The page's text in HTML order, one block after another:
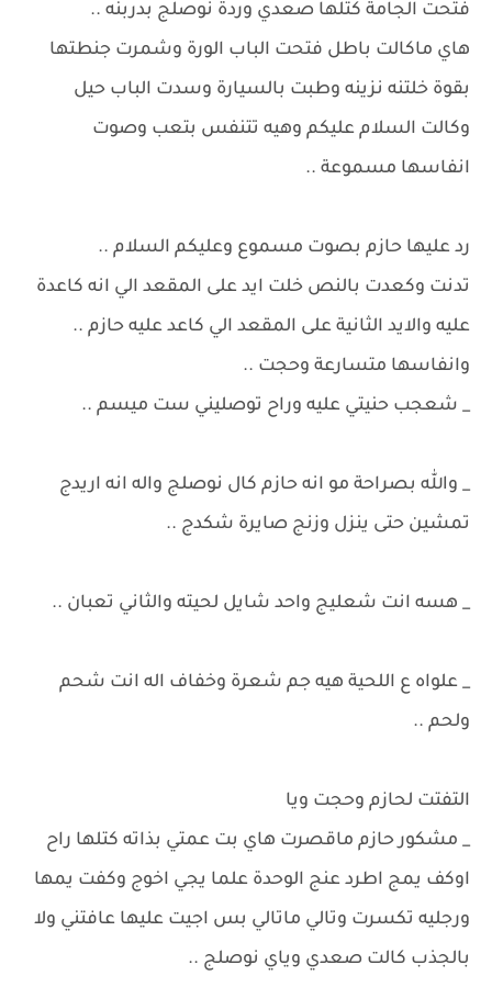
فتحت الجامة كتلها صعدي وردة نوصلج بدربنه ..
هاي ماكالت باطل فتحت الباب الورة وشمرت جنطتها
بقوة خلتنه نزينه وطبت بالسيارة وسدت الباب حيل
وكالت السلام عليكم وهيه تتنفس بتعب وصوت
انفاسها مسموعة ..
رد عليها حازم بصوت مسموع وعليكم السلام ..
تدنت وكعدت بالنص خلت ايد على المقعد الي انه كاعدة
عليه والايد الثانية على المقعد الي كاعد عليه حازم ..
وانفاسها متسارعة وحجت ..
_ شعجب حنيتي عليه وراح توصليني ست ميسم ..
_ والله بصراحة مو انه حازم كال نوصلج واله انه اريدج
تمشين حتى ينزل وزنج صايرة شكدج ..
_ هسه انت شعليج واحد شايل لحيته والثاني تعبان ..
_ علواه ع اللحية هيه جم شعرة وخفاف اله انت شحم
ولحم ..
التفتت لحازم وحجت ويا
_ مشكور حازم ماقصرت هاي بت عمتي بذاته كتلها راح
اوكف يمج اطرد عنج الوحدة علما يجي اخوج وكفت يمها
ورجليه تكسرت وتالي ماتالي بس اجيت عليها عافتني ولا
بالجذب كالت صعدي وياي نوصلج ..